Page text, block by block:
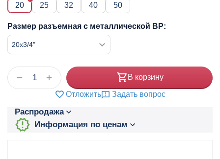
20
25 32 40 50
Размер разъемная с металлической ВР:
+
− В корзину
Отложить Задать вопрос
Распродажа
Информация по ценам